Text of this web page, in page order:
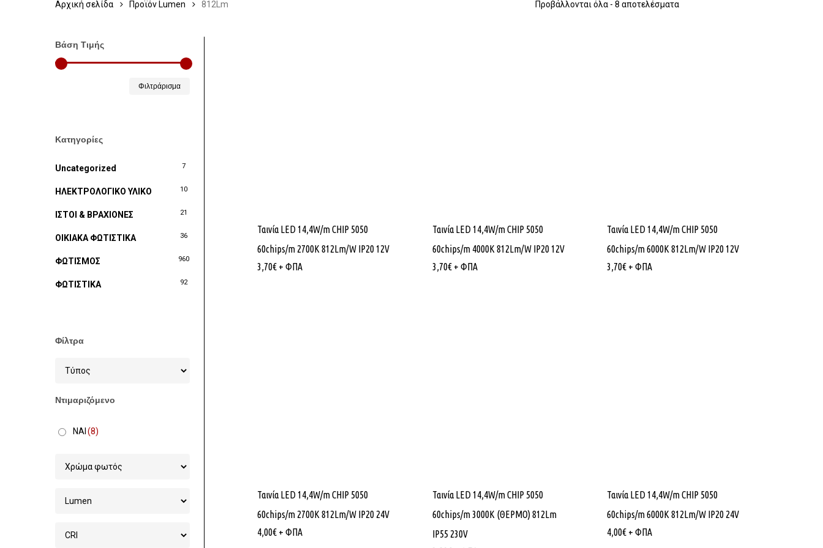
Προβάλλονται όλα - 8 αποτελέσματα
Αρχική σελίδα Προϊόν Lumen 812Lm
Βάση Τιμής
Φιλτράρισμα
Κατηγορίες
Uncategorized 7
ΗΛΕΚΤΡΟΛΟΓΙΚΟ ΥΛΙΚΟ 10
ΙΣΤΟΙ & ΒΡΑΧΙΟΝΕΣ 21
ΟΙΚΙΑΚΑ ΦΩΤΙΣΤΙΚΑ 36
ΦΩΤΙΣΜΟΣ 960
ΦΩΤΙΣΤΙΚΑ 92
Φίλτρα
Ντιμαριζόμενο
ΝΑΙ (8)
Ταινία LED 14,4W/m CHIP 5050
60chips/m 2700K 812Lm/W IP20 12V
3,70€ + ΦΠΑ
Ταινία LED 14,4W/m CHIP 5050
60chips/m 4000K 812Lm/W IP20 12V
3,70€ + ΦΠΑ
Ταινία LED 14,4W/m CHIP 5050
60chips/m 6000K 812Lm/W IP20 12V
3,70€ + ΦΠΑ
Ταινία LED 14,4W/m CHIP 5050
60chips/m 2700K 812Lm/W IP20 24V
4,00€ + ΦΠΑ
Ταινία LED 14,4W/m CHIP 5050
60chips/m 3000K (ΘΕΡΜΟ) 812Lm
IP55 230V
Ταινία LED 14,4W/m CHIP 5050
60chips/m 6000K 812Lm/W IP20 24V
4,00€ + ΦΠΑ